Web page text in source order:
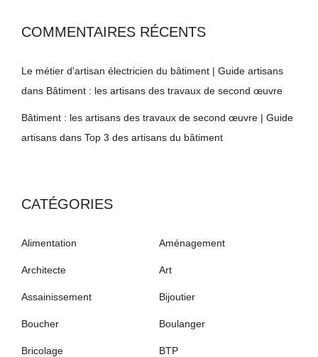
COMMENTAIRES RÉCENTS
Le métier d'artisan électricien du bâtiment | Guide artisans
dans Bâtiment : les artisans des travaux de second œuvre
Bâtiment : les artisans des travaux de second œuvre | Guide
artisans dans Top 3 des artisans du bâtiment
CATÉGORIES
Alimentation Aménagement
Architecte Art
Assainissement Bijoutier
Boucher Boulanger
Bricolage BTP